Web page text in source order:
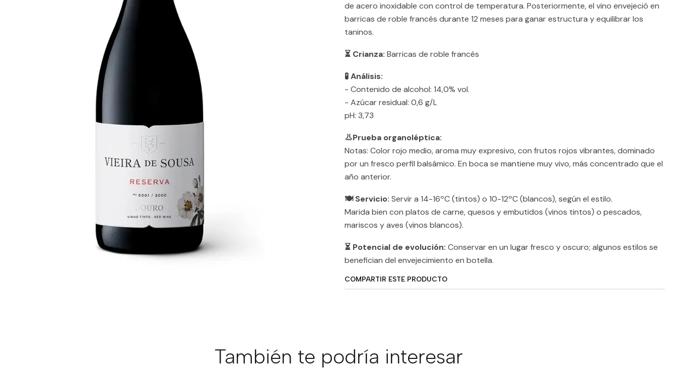
de acero inoxidable con control de temperatura. Posteriormente, el vino envejeció en
barricas de roble francés durante 12 meses para ganar estructura y equilibrar los
taninos.
⏳ Crianza: Barricas de roble francés
🧪 Análisis:
- Contenido de alcohol: 14,0% vol.
- Azúcar residual: 0,6 g/L
pH: 3,73
👃Prueba organoléptica:
Notas: Color rojo medio, aroma muy expresivo, con frutos rojos vibrantes, dominado
por un fresco perfil balsámico. En boca se mantiene muy vivo, más concentrado que el
año anterior.
🍽️ Servicio: Servir a 14-16ºC (tintos) o 10-12ºC (blancos), según el estilo.
Marida bien con platos de carne, quesos y embutidos (vinos tintos) o pescados,
mariscos y aves (vinos blancos).
⏳ Potencial de evolución: Conservar en un lugar fresco y oscuro; algunos estilos se
benefician del envejecimiento en botella.
COMPARTIR ESTE PRODUCTO
También te podría interesar